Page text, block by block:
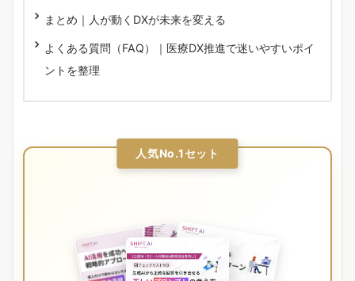
まとめ｜人が動くDXが未来を変える
よくある質問（FAQ）｜医療DX推進で迷いやすいポイ
ントを整理
人気No.1セット